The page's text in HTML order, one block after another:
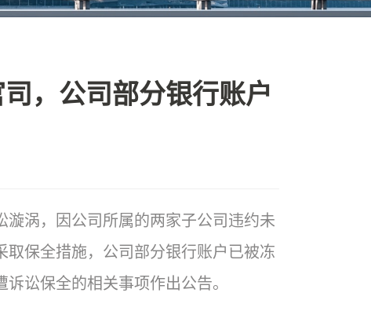
，公司部分银行账户
漩涡，因公司所属的两家子公司违约未
保全措施，公司部分银行账户已被冻
讼保全的相关事项作出公告。